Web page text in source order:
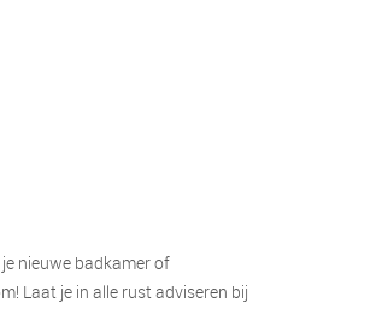
nieuwe badkamer of
Laat je in alle rust adviseren bij